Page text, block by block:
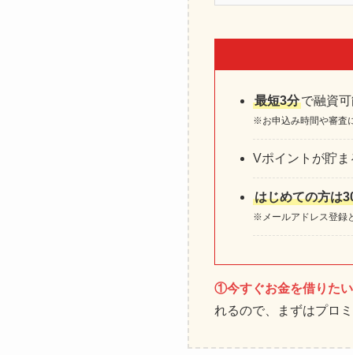
最短3分で融資
※お申込み時間や審査
Vポイントが貯
はじめての方は
※メールアドレス登録
①今すぐお金を借りた
れるので、まずはプロ